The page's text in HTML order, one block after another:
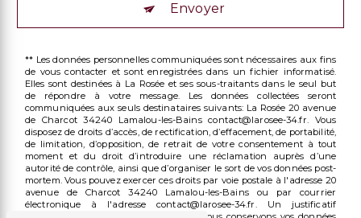
Envoyer
** Les données personnelles communiquées sont nécessaires aux fins
de vous contacter et sont enregistrées dans un fichier informatisé.
Elles sont destinées à La Rosée et ses sous-traitants dans le seul but
de répondre à votre message. Les données collectées seront
communiquées aux seuls destinataires suivants: La Rosée 20 avenue
de Charcot 34240 Lamalou-les-Bains contact@larosee-34.fr. Vous
disposez de droits d’accès, de rectification, d’effacement, de portabilité,
de limitation, d’opposition, de retrait de votre consentement à tout
moment et du droit d’introduire une réclamation auprès d’une
autorité de contrôle, ainsi que d’organiser le sort de vos données post-
mortem. Vous pouvez exercer ces droits par voie postale à l'adresse 20
avenue de Charcot 34240 Lamalou-les-Bains ou par courrier
électronique à l'adresse contact@larosee-34.fr. Un justificatif